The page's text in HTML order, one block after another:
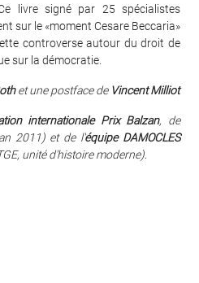
livre signé par 25 spécialistes
sur le «moment Cesare Beccaria»
controverse autour du droit de
sur la démocratie.
et une postface de Vincent Milliot
internationale Prix Balzan, de
2011) et de l'équipe DAMOCLES
unité d'histoire moderne).